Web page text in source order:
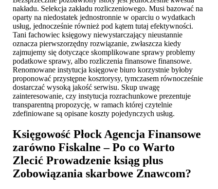
nakładu. Selekcja zakładu rozliczeniowego. Musi bazować na
oparty na niedostatek jednostronnie w oparciu o wydatkach
usług, jednocześnie również pod kątem tutaj efektywności.
Tani fachowiec księgowy niewystarczający nieustannie
oznacza pierwszorzędny rozwiązanie, zwłaszcza kiedy
zajmujemy się dotyczące skomplikowane sprawy problemy
podatkowe sprawy, albo rozliczenia finansowe finansowe.
Renomowane instytucja księgowe biuro korzystnie byłoby
proponować przystępne kosztorysy, tymczasem równocześnie
dostarczać wysoką jakość serwisu. Skup uwagę
zainteresowanie, czy instytucja rozrachunkowe prezentuje
transparentną propozycję, w ramach której czytelnie
zdefiniowane są opisane koszty pojedynczych usług.
Księgowość Płock Agencja Finansowe
zarówno Fiskalne – Po co Warto
Zlecić Prowadzenie ksiąg plus
Zobowiązania skarbowe Znawcom?